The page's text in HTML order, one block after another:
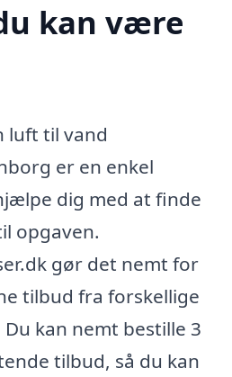
kan være
luft til vand
er en enkel
dig med at finde
opgaven.
gør det nemt for
tilbud fra forskellige
kan nemt bestille 3
tilbud, så du kan